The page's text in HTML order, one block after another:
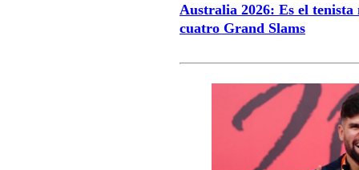
Australia 2026: Es el tenista
cuatro Grand Slams